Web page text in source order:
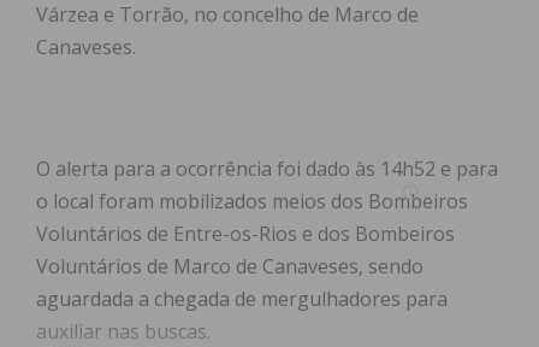
Várzea e Torrão, no concelho de Marco de
Canaveses.
O alerta para a ocorrência foi dado às 14h52 e para
o local foram mobilizados meios dos Bombeiros
Voluntários de Entre-os-Rios e dos Bombeiros
Voluntários de Marco de Canaveses, sendo
aguardada a chegada de mergulhadores para
auxiliar nas buscas.